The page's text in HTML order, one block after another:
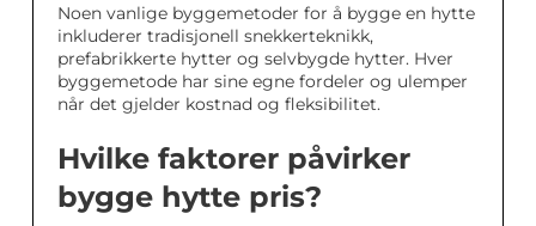
Noen vanlige byggemetoder for å bygge en hytte
inkluderer tradisjonell snekkerteknikk,
prefabrikkerte hytter og selvbygde hytter. Hver
byggemetode har sine egne fordeler og ulemper
når det gjelder kostnad og fleksibilitet.
Hvilke faktorer påvirker
bygge hytte pris?